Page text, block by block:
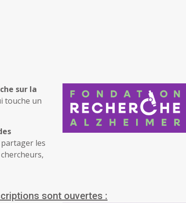
sur la
touche un
les
sont ouvertes :